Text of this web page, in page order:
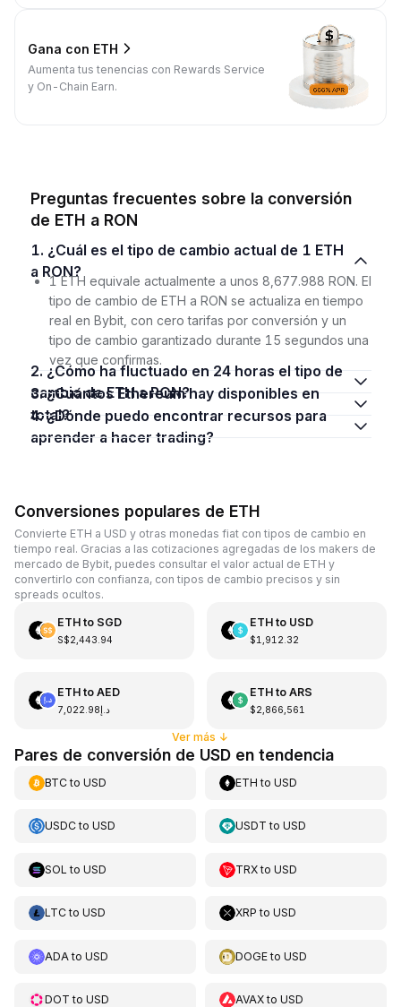
Gana con ETH
Aumenta tus tenencias con Rewards Service
y On-Chain Earn.
Preguntas frecuentes sobre la conversión
de ETH a RON
1. ¿Cuál es el tipo de cambio actual de 1 ETH
a RON?
1 ETH equivale actualmente a unos 8,677.988 RON. El
tipo de cambio de ETH a RON se actualiza en tiempo
real en Bybit, con cero tarifas por conversión y un
tipo de cambio garantizado durante 15 segundos una
vez que confirmas.
2. ¿Cómo ha fluctuado en 24 horas el tipo de
cambio de ETH a RON?
3. ¿Cuántos Ethereum hay disponibles en
total?
4. ¿Dónde puedo encontrar recursos para
aprender a hacer trading?
Conversiones populares de ETH
Convierte ETH a USD y otras monedas fiat con tipos de cambio en
tiempo real. Gracias a las cotizaciones agregadas de los makers de
mercado de Bybit, puedes consultar el valor actual de ETH y
convertirlo con confianza, con tipos de cambio precisos y sin
spreads ocultos.
ETHto SGD
S$2,443.94
ETHto USD
$1,912.32
ETHto AED
د.إ7,022.98
ETHto ARS
$2,866,561
Ver más ↓
Pares de conversión de USD en tendencia
BTCto USD ETH toUSD
USDCto USD USDT toUSD
SOL to USD TRXtoUSD
LTCto USD XRP toUSD
ADA to USD DOGEtoUSD
DOT to USD AVAXtoUSD